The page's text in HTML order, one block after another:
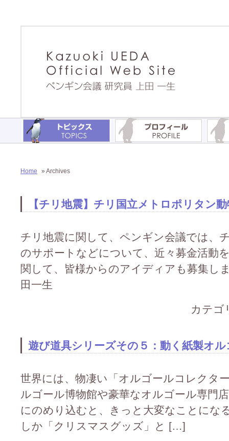
Home » Archives
【チリ地震】チリ国立メトロポリタン
チリ地震に関して、ペンギン会議では、
のサポートなどについて、近々募金活動
関して、皆様からのアイディアも募集し
田一生
カテゴ
遊び道具シリーズその５：動く紙製オル
世界には、物凄い「オルゴールコレクタ
ルゴール博物館や豪華なオルゴール専門
にのめり込むと、きっと大変なことにな
しか「クリスマスグッズ」と […]